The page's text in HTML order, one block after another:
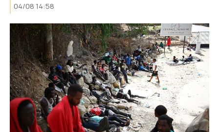
04/08 14:58